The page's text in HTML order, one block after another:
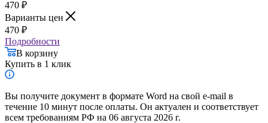
470 ₽
Варианты цен
470 ₽
Подробности
В корзину
Купить в 1 клик
Вы получите документ в формате Word на свой e-mail в
течение 10 минут после оплаты. Он актуален и соответствует
всем требованиям РФ на 06 августа 2026 г.